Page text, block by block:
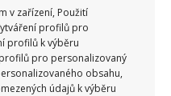
v zařízení, Použití
profilů pro
profilů k výběru
pro personalizovaný
obsahu,
údajů k výběru